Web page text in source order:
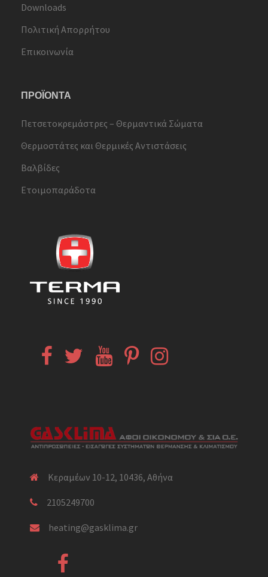
Downloads
Πολιτική Απορρήτου
Επικοινωνία
ΠΡΟΪΟΝΤΑ
Πετσετοκρεμάστρες – Θερμαντικά Σώματα
Θερμοστάτες και Θερμικές Αντιστάσεις
Βαλβίδες
Ετοιμοπαράδοτα
FacebookTwitter YouTubePinterestInstagram
Κεραμέων 10-12, 10436, Αθήνα
2105249700
heating@gasklima.gr
Facebook